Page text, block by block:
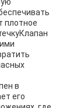
плотное
в
его